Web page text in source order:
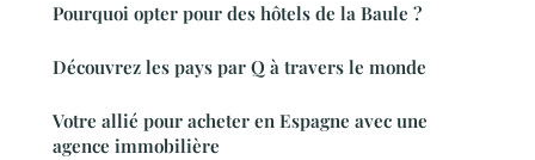
Pourquoi opter pour des hôtels de la Baule ?
Découvrez les pays par Q à travers le monde
Votre allié pour acheter en Espagne avec une
agence immobilière